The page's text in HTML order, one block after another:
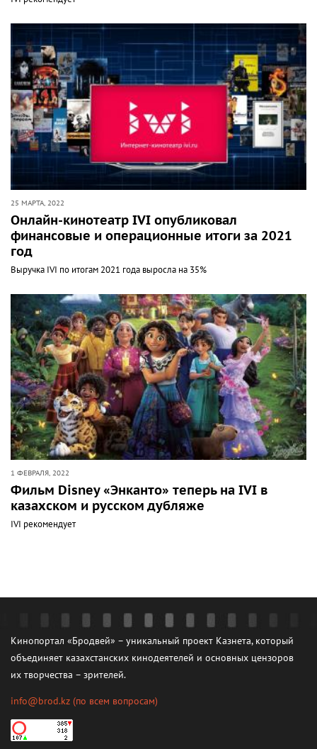
25 МАРТА, 2022
Онлайн-кинотеатр IVI опубликовал
финансовые и операционные итоги за 2021
год
Выручка IVI по итогам 2021 года выросла на 35%
1 ФЕВРАЛЯ, 2022
Фильм Disney «Энканто» теперь на IVI в
казахском и русском дубляже
IVI рекомендует
Кинопортал «Бродвей» – уникальный проект Казнета, который
объединяет казахстанских кинодеятелей и основных цензоров
их творчества – зрителей.
info@brod.kz (по всем вопросам)